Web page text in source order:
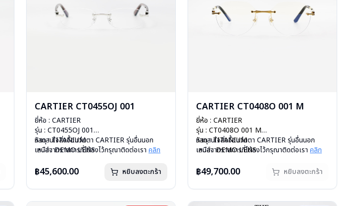
CARTIER CT0455OJ 001
ยี่ห้อ : CARTIER
รุ่น : CT0455OJ 001
วัสดุ : TITANIUM
เลนส์ : DEMO LENS
น้ำหนัก : 25 กรัม
การรับประกัน : 1 ปี
หากสนใจสั่งชื้อแว่นตา CARTIER รุ่นอื่นนอก
เหนือจากรายการที่ได้ลงไว้กรุณาติดต่อเรา คลิก
฿45,600.00 หยิบลงตะกร้า
CARTIER CT0408O 001 M
ยี่ห้อ : CARTIER
รุ่น : CT0408O 001 M
วัสดุ : TITANIUM
เลนส์ : DEMO LENS
น้ำหนัก : 19 กรัม
การรับประกัน : 1 ปี
หากสนใจสั่งชื้อแว่นตา CARTIER รุ่นอื่นนอก
เหนือจากรายการที่ได้ลงไว้กรุณาติดต่อเรา คลิก
฿49,700.00 หยิบลงตะกร้า